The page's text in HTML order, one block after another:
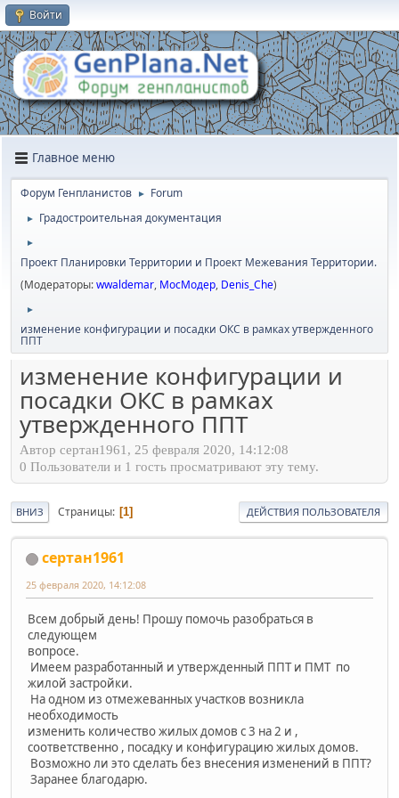
Войти
Главное меню
Форум Генпланистов ► Forum
► Градостроительная документация
►
Проект Планировки Территории и Проект Межевания Территории.
(Модераторы:wwaldemar, МосМодер, Denis_Che)
►
изменение конфигурации и посадки ОКС в рамках утвержденного
ППТ
изменение конфигурации и
посадки ОКС в рамках
утвержденного ППТ
Автор сертан1961, 25 февраля 2020, 14:12:08
0 Пользователи и 1 гость просматривают эту тему.
ВНИЗ Страницы 1 ДЕЙСТВИЯ ПОЛЬЗОВАТЕЛЯ
сертан1961
25 февраля 2020, 14:12:08
Всем добрый день! Прошу помочь разобраться в
следующем
вопросе.
Имеем разработанный и утвержденный ППТ и ПМТ по
жилой застройки.
На одном из отмежеванных участков возникла
необходимость
изменить количество жилых домов с 3 на 2 и ,
соответственно , посадку и конфигурацию жилых домов.
Возможно ли это сделать без внесения изменений в ППТ?
Заранее благодарю.